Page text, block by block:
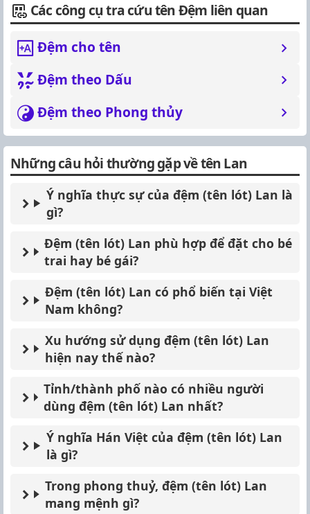
Các công cụ tra cứu tên Đệm liên quan
Đệm cho tên
Đệm theo Dấu
Đệm theo Phong thủy
Những câu hỏi thường gặp về tên Lan
Ý nghĩa thực sự của đệm (tên lót) Lan là
gì?
Đệm (tên lót) Lan phù hợp để đặt cho bé
trai hay bé gái?
Đệm (tên lót) Lan có phổ biến tại Việt
Nam không?
Xu hướng sử dụng đệm (tên lót) Lan
hiện nay thế nào?
Tỉnh/thành phố nào có nhiều người
dùng đệm (tên lót) Lan nhất?
Ý nghĩa Hán Việt của đệm (tên lót) Lan
là gì?
Trong phong thuỷ, đệm (tên lót) Lan
mang mệnh gì?